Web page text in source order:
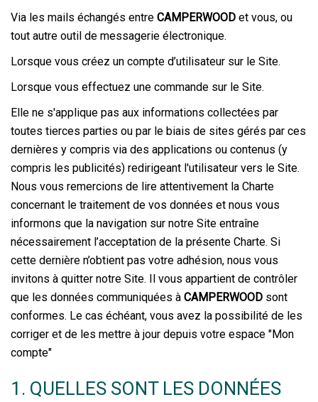
Via les mails échangés entre CAMPERWOOD et vous, ou
tout autre outil de messagerie électronique.
Lorsque vous créez un compte d’utilisateur sur le Site.
Lorsque vous effectuez une commande sur le Site.
Elle ne s'applique pas aux informations collectées par
toutes tierces parties ou par le biais de sites gérés par ces
dernières y compris via des applications ou contenus (y
compris les publicités) redirigeant l'utilisateur vers le Site.
Nous vous remercions de lire attentivement la Charte
concernant le traitement de vos données et nous vous
informons que la navigation sur notre Site entraîne
nécessairement l’acceptation de la présente Charte. Si
cette dernière n’obtient pas votre adhésion, nous vous
invitons à quitter notre Site. Il vous appartient de contrôler
que les données communiquées à CAMPERWOOD sont
conformes. Le cas échéant, vous avez la possibilité de les
corriger et de les mettre à jour depuis votre espace "Mon
compte"
1. QUELLES SONT LES DONNÉES